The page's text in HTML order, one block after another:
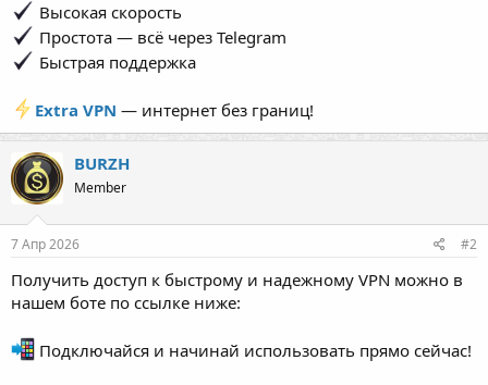
Высокая скорость
Простота — всё через Telegram
Быстрая поддержка
Extra VPN — интернет без границ!
BURZH
Member
7 Апр 2026 #2
Получить доступ к быстрому и надежному VPN можно в
нашем боте по ссылке ниже:
Подключайся и начинай использовать прямо сейчас!